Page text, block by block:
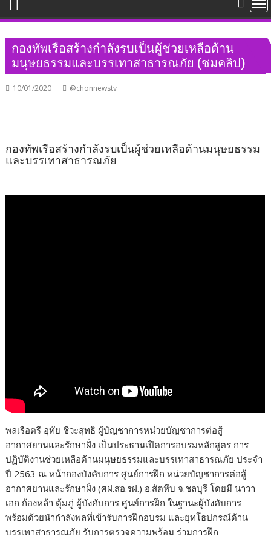
กองทัพเรือสร้างกำลังรบเป็นผู้ช่วยเหลือด้าน
มนุษยธรรมและบรรเทาสาธารณภัย (ชมคลิป)
10/01/2020 @chonnewstv
กองทัพเรือสร้างกำลังรบเป็นผู้ช่วยเหลือด้านมนุษยธรรม
และบรรเทาสาธารณภัย
พลเรือตรี อุทัย ชีวะสุทธิ ผู้บัญชาการหน่วยบัญชาการต่อสู้
อากาศยานและรักษาฝั่ง เป็นประธานเปิดการอบรมหลักสูตร การ
ปฏิบัติงานช่วยเหลือด้านมนุษยธรรมและบรรเทาสาธารณภัย ประจำ
ปี 2563 ณ หน้ากองบังคับการ ศูนย์การฝึก หน่วยบัญชาการต่อสู้
อากาศยานและรักษาฝั่ง (ศฝ.สอ.รฝ.) อ.สัตหีบ จ.ชลบุรี โดยมี นาวา
เอก ก้องหล้า ตุ้มภู่ ผู้บังคับการ ศูนย์การฝึก ในฐานะผู้บังคับการ
พร้อมด้วยนำกำลังพลที่เข้ารับการฝึกอบรม และยุทโธปกรณ์ด้าน
บรรเทาสาธารณภัย รับการตรวจความพร้อม ร่วมการฝึก